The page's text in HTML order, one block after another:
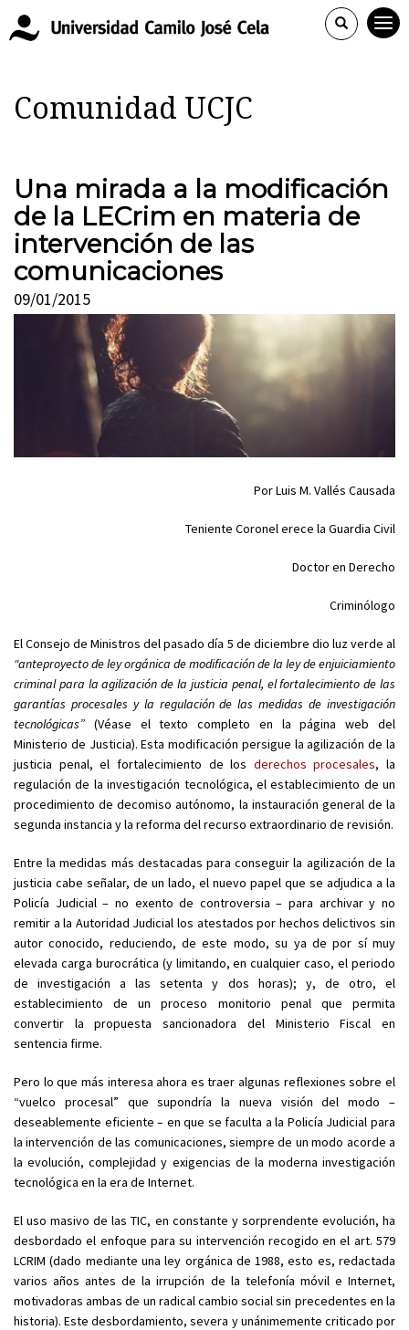
Comunidad UCJC
Una mirada a la modificación
de la LECrim en materia de
intervención de las
comunicaciones
09/01/2015
Por Luis M. Vallés Causada
Teniente Coronel erece la Guardia Civil
Doctor en Derecho
Criminólogo
El Consejo de Ministros del pasado día 5 de diciembre dio luz verde al
“anteproyecto de ley orgánica de modificación de la ley de enjuiciamiento
criminal para la agilización de la justicia penal, el fortalecimiento de las
garantías procesales y la regulación de las medidas de investigación
tecnológicas” (Véase el texto completo en la página web del
Ministerio de Justicia). Esta modificación persigue la agilización de la
justicia penal, el fortalecimiento de los derechos procesales, la
regulación de la investigación tecnológica, el establecimiento de un
procedimiento de decomiso autónomo, la instauración general de la
segunda instancia y la reforma del recurso extraordinario de revisión.
Entre la medidas más destacadas para conseguir la agilización de la
justicia cabe señalar, de un lado, el nuevo papel que se adjudica a la
Policía Judicial – no exento de controversia – para archivar y no
remitir a la Autoridad Judicial los atestados por hechos delictivos sin
autor conocido, reduciendo, de este modo, su ya de por sí muy
elevada carga burocrática (y limitando, en cualquier caso, el periodo
de investigación a las setenta y dos horas); y, de otro, el
establecimiento de un proceso monitorio penal que permita
convertir la propuesta sancionadora del Ministerio Fiscal en
sentencia firme.
Pero lo que más interesa ahora es traer algunas reflexiones sobre el
“vuelco procesal” que supondría la nueva visión del modo –
deseablemente eficiente – en que se faculta a la Policía Judicial para
la intervención de las comunicaciones, siempre de un modo acorde a
la evolución, complejidad y exigencias de la moderna investigación
tecnológica en la era de Internet.
El uso masivo de las TIC, en constante y sorprendente evolución, ha
desbordado el enfoque para su intervención recogido en el art. 579
LCRIM (dado mediante una ley orgánica de 1988, esto es, redactada
varios años antes de la irrupción de la telefonía móvil e Internet,
motivadoras ambas de un radical cambio social sin precedentes en la
historia). Este desbordamiento, severa y unánimemente criticado por